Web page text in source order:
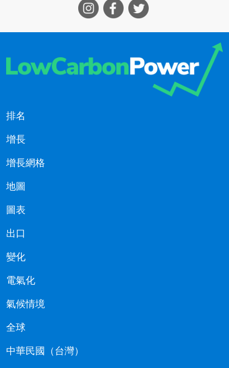
排名
增長
增長網格
地圖
圖表
出口
變化
電氣化
氣候情境
全球
中華民國（台灣）